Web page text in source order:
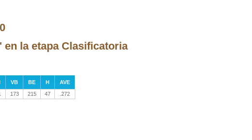
la etapa Clasificatoria
VB BE H
AVE
173 215 47 .272